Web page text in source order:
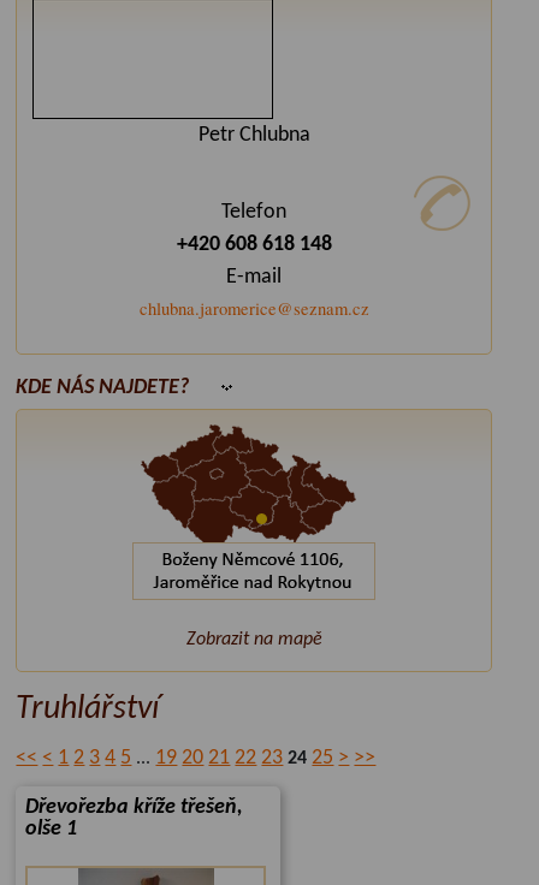
Petr Chlubna
Telefon
+420 608 618 148
E-mail
chlubna.jaromerice@seznam.cz
KDE NÁS NAJDETE?
Zobrazit na mapě
Truhlářství
<< < 1 2 3 4 5 ... 19 20 21 22 23 24 25 > >>
Dřevořezba kříže třešeň,
olše 1